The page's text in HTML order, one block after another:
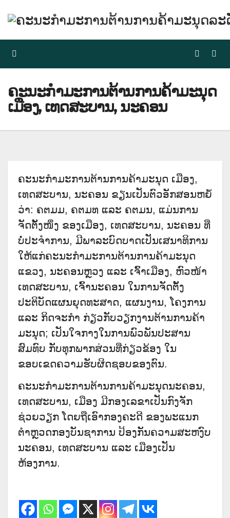
content
ຄະນະກຳມະການຕ້ານການຄ້າມະນຸດ
ເມືອງ, ເທດສະບານ, ນະຄອນ
ຄະນະກຳມະການຕ້ານການຄ້າມະນຸດ ເມືອງ,
ເທດສະບານ, ນະຄອນ ຂຽນເປັນຕົວອັກສອນຫຍໍ້
ວ່າ: ຄຕມມ, ຄຕມທ ແລະ ຄຕມນ, ແມ່ນການ
ຈັດຕັ້ງໜຶ່ງ ຂອງເມືອງ, ເທດສະບານ, ນະຄອນ ທີ່
ບໍ່ປະຈຳການ, ມີພາລະບົດບາດເປັນເສນາທິການ
ໃຫ້ແກ່ຄະນະກຳມະການຕ້ານການຄ້າມະນຸດ
ແຂວງ, ນະຄອນຫຼວງ ແລະ ເຈົ້າເມືອງ, ຫົວໜ້າ
ເທດສະບານ, ເຈົ້ານະຄອນ ໃນການຈັດຕັ້ງ
ປະຕິບັດແຜນຍຸດທະສາດ, ແຜນງານ, ໂຄງການ
ແລະ ກິດຈະກຳ ກ່ຽວກັບວຽກງານຕ້ານການຄ້າ
ມະນຸດ; ເປັນໃຈກາງໃນການພົວພັນປະສານ
ສົມທົບ ກັບທຸກພາກສ່ວນທີ່ກ່ຽວຂ້ອງ ໃນ
ຂອບເຂດຄວາມຮັບຜິດຊອບຂອງຕົນ.
ຄະນະກຳມະການຕ້ານການຄ້າມະນຸດນະຄອນ,
ເທດສະບານ, ເມືອງ ມີກອງເລຂາເປັນກົງຈັກ
ຊ່ວຍວຽກ ໂດຍຖືເອົາກອງຄະດີ ຂອງພະແນກ
ຕຳຫຼວດກອງບັນຊາການ ປ້ອງກັນຄວາມສະຫງົບ
ນະຄອນ, ເທດສະບານ ແລະ ເມືອງເປັນ
ຫ້ອງການ.